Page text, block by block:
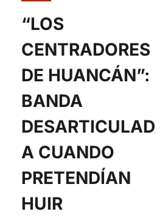
“LOS
CENTRADORES
DE HUANCÁN”:
BANDA
DESARTICULAD
A CUANDO
PRETENDÍAN
HUIR